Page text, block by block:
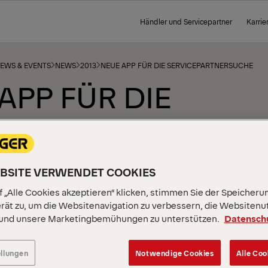
Händler und Servicepartner
& EVENTS NEWS 2013 NEUE APP FÜR DIE SERVICEPARTNERSUCHE
FÜR DIE
VERWENDET COOKIES
„Alle Cookies akzeptieren“ klicken, stimmen Sie der
zu, um die Websitenavigation zu verbessern, die
unsere Marketingbemühungen zu unterstützen.
Notwendige Cookies Alle